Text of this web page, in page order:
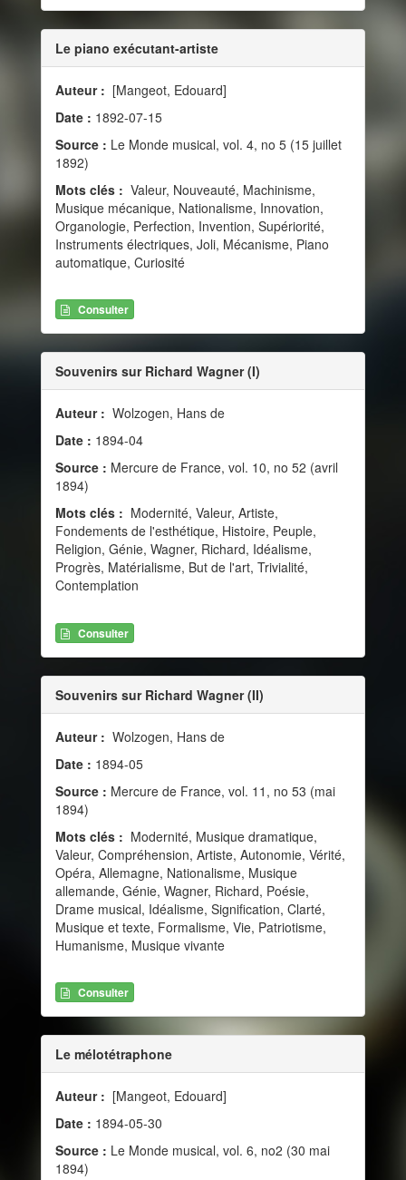
Le piano exécutant-artiste
Auteur : [Mangeot, Edouard]
Date : 1892-07-15
Source : Le Monde musical, vol. 4, no 5 (15 juillet
1892)
Mots clés : Valeur, Nouveauté, Machinisme,
Musique mécanique, Nationalisme, Innovation,
Organologie, Perfection, Invention, Supériorité,
Instruments électriques, Joli, Mécanisme, Piano
automatique, Curiosité
Consulter
Souvenirs sur Richard Wagner (I)
Auteur : Wolzogen, Hans de
Date : 1894-04
Source : Mercure de France, vol. 10, no 52 (avril
1894)
Mots clés : Modernité, Valeur, Artiste,
Fondements de l'esthétique, Histoire, Peuple,
Religion, Génie, Wagner, Richard, Idéalisme,
Progrès, Matérialisme, But de l'art, Trivialité,
Contemplation
Consulter
Souvenirs sur Richard Wagner (II)
Auteur : Wolzogen, Hans de
Date : 1894-05
Source : Mercure de France, vol. 11, no 53 (mai
1894)
Mots clés : Modernité, Musique dramatique,
Valeur, Compréhension, Artiste, Autonomie, Vérité,
Opéra, Allemagne, Nationalisme, Musique
allemande, Génie, Wagner, Richard, Poésie,
Drame musical, Idéalisme, Signification, Clarté,
Musique et texte, Formalisme, Vie, Patriotisme,
Humanisme, Musique vivante
Consulter
Le mélotétraphone
Auteur : [Mangeot, Edouard]
Date : 1894-05-30
Source : Le Monde musical, vol. 6, no2 (30 mai
1894)